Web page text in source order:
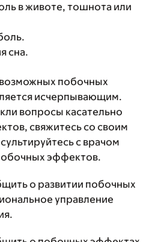
в животе, тошнота или
сна.
побочных
исчерпывающим.
вопросы касательно
свяжитесь со своим
с врачом
эффектов.
о развитии побочных
управление